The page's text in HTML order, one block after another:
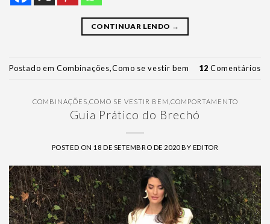
CONTINUAR LENDO →
Postado em Combinações,Como se vestir bem 12 Comentários
COMBINAÇÕES COMO SE VESTIR BEM COMPORTAMENTO
Guia Prático do Brechó
POSTED ON 18 DE SETEMBRO DE 2020BY EDITOR